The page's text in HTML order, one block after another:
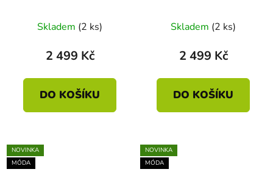
22 × 14,5 × 8 cm
Skladem (2 ks)
2 499 Kč
DO KOŠÍKU
22 × 14,5 × 8 cm
Skladem (2 ks)
2 499 Kč
DO KOŠÍKU
NOVINKA
MÓDA
NOVINKA
MÓDA